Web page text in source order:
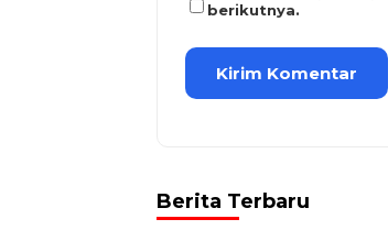
berikutnya.
Berita Terbaru